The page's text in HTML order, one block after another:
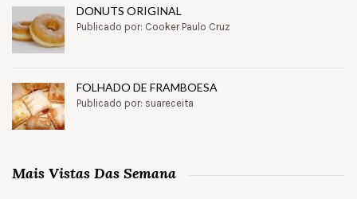
DONUTS ORIGINAL
Publicado por: Cooker Paulo Cruz
FOLHADO DE FRAMBOESA
Publicado por: suareceita
Mais Vistas Das Semana